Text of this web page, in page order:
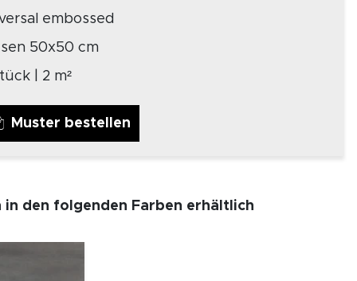
embossed
50x50 cm
| 2 m²
Muster bestellen
in den folgenden Farben erhältlich